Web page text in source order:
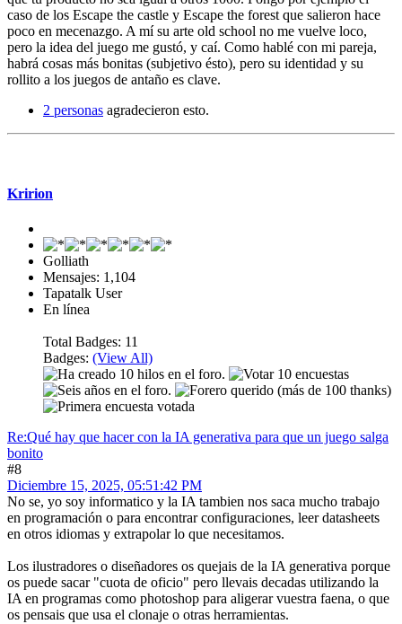
caso de los Escape the castle y Escape the forest que salieron hace
poco en mecenazgo. A mí su arte old school no me vuelve loco,
pero la idea del juego me gustó, y caí. Como hablé con mi pareja,
habrá cosas más bonitas (subjetivo ésto), pero su identidad y su
rollito a los juegos de antaño es clave.
2 personas agradecieron esto.
Kririon
Golliath
Mensajes: 1,104
Tapatalk User
En línea
Total Badges: 11
Badges: (View All)
Re:Qué hay que hacer con la IA generativa para que un juego salga
bonito
#8
Diciembre 15, 2025, 05:51:42 PM
No se, yo soy informatico y la IA tambien nos saca mucho trabajo
en programación o para encontrar configuraciones, leer datasheets
en otros idiomas y extrapolar lo que necesitamos.
Los ilustradores o diseñadores os quejais de la IA generativa porque
os puede sacar "cuota de oficio" pero llevais decadas utilizando la
IA en programas como photoshop para aligerar vuestra faena, o que
os pensais que usa el clonaje o otras herramientas.